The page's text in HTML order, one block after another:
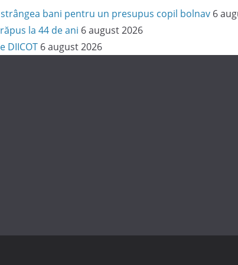
bani pentru un presupus copil bolnav 6
la 44 de ani 6 august 2026
DIICOT 6 august 2026